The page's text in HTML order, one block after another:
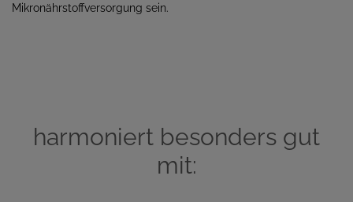
Mikronährstoffversorgung sein.
harmoniert besonders gut
mit: